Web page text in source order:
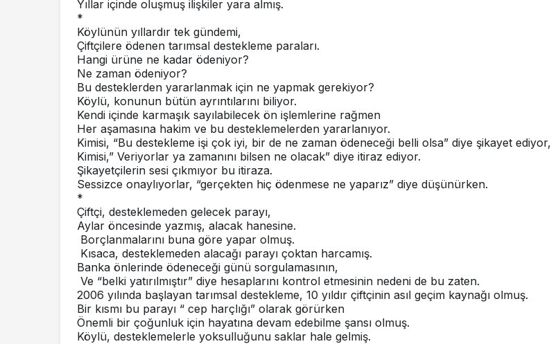
Yıllar içinde oluşmuş ilişkiler yara almış.
*
Köylünün yıllardır tek gündemi,
Çiftçilere ödenen tarımsal destekleme paraları.
Hangi ürüne ne kadar ödeniyor?
Ne zaman ödeniyor?
Bu desteklerden yararlanmak için ne yapmak gerekiyor?
Köylü, konunun bütün ayrıntılarını biliyor.
Kendi içinde karmaşık sayılabilecek ön işlemlerine rağmen
Her aşamasına hakim ve bu desteklemelerden yararlanıyor.
Kimisi, “Bu destekleme işi çok iyi, bir de ne zaman ödeneceği belli olsa” diye şikayet ediyor,
Kimisi,” Veriyorlar ya zamanını bilsen ne olacak” diye itiraz ediyor.
Şikayetçilerin sesi çıkmıyor bu itiraza.
Sessizce onaylıyorlar, “gerçekten hiç ödenmese ne yaparız” diye düşünürken.
*
Çiftçi, desteklemeden gelecek parayı,
Aylar öncesinde yazmış, alacak hanesine.
Borçlanmalarını buna göre yapar olmuş.
Kısaca, desteklemeden alacağı parayı çoktan harcamış.
Banka önlerinde ödeneceği günü sorgulamasının,
Ve “belki yatırılmıştır” diye hesaplarını kontrol etmesinin nedeni de bu zaten.
2006 yılında başlayan tarımsal destekleme, 10 yıldır çiftçinin asıl geçim kaynağı olmuş.
Bir kısmı bu parayı “ cep harçlığı” olarak görürken
Önemli bir çoğunluk için hayatına devam edebilme şansı olmuş.
Köylü, desteklemelerle yoksulluğunu saklar hale gelmiş.